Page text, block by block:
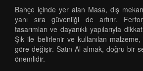
Bahçe içinde yer alan Masa, dış
yanı sıra güvenliği de artırır.
tasarımları ve dayanıklı yapılarıyla
Şık ile belirlenir ve kullanılan
göre değişir. Satın Al almak, doğru bir
önemlidir.